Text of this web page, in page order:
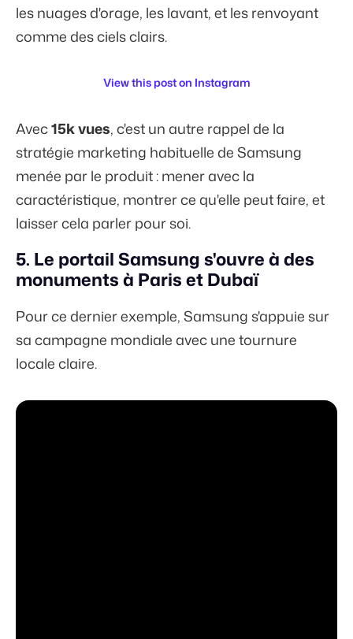
les nuages d'orage, les lavant, et les renvoyant
comme des ciels clairs.
View this post on Instagram
Avec15k vues, c'est un autre rappel de la
stratégie marketing habituelle de Samsung
menée par le produit : mener avec la
caractéristique, montrer ce qu'elle peut faire, et
laisser cela parler pour soi.
5. Le portail Samsung s'ouvre à des
monuments à Paris et Dubaï
Pour ce dernier exemple, Samsung s'appuie sur
sa campagne mondiale avec une tournure
locale claire.